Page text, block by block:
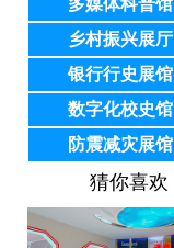
多媒体科普馆
乡村振兴展厅
银行行史展馆
数字化校史馆
防震减灾展馆
猜你喜欢